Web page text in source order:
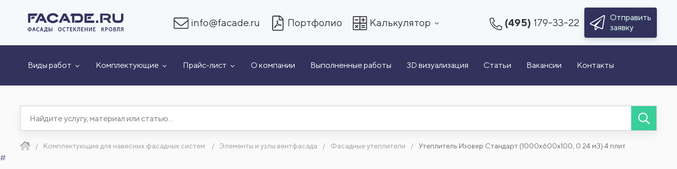
info@facade.ru Портфолио Калькулятор (495) 179-33-22
Отправить
заявку
Виды работ Комплектующие Прайс-лист О компании Выполненные работы 3D визуализация Статьи Вакансии Контакты
Комплектующие для навесных фасадных систем Элементы и узлы вентфасада Фасадные утеплители Утеплитель Изовер Стандарт (1000x600x100, 0.24 м3) 4 плит
#